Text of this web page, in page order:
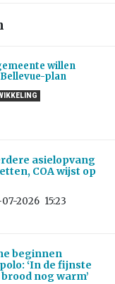
willen
plan
asielopvang
COA wijst op
2026 15:23
beginnen
‘In de fijnste
nog warm’